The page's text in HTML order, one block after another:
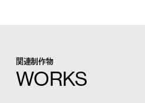
関連制作物
WORKS